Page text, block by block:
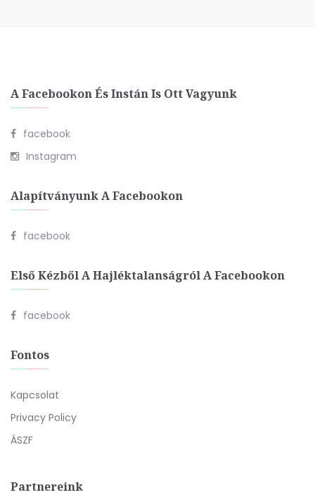
A Facebookon És Instán Is Ott Vagyunk
facebook
Instagram
Alapítványunk A Facebookon
facebook
Első Kézből A Hajléktalanságról A Facebookon
facebook
Fontos
Kapcsolat
Privacy Policy
ÁSZF
Partnereink